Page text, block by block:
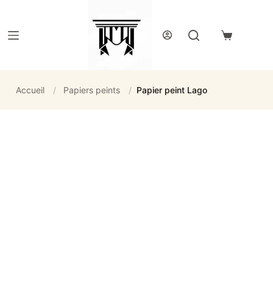
Panier
Accueil / Papiers peints / Papier peint Lago